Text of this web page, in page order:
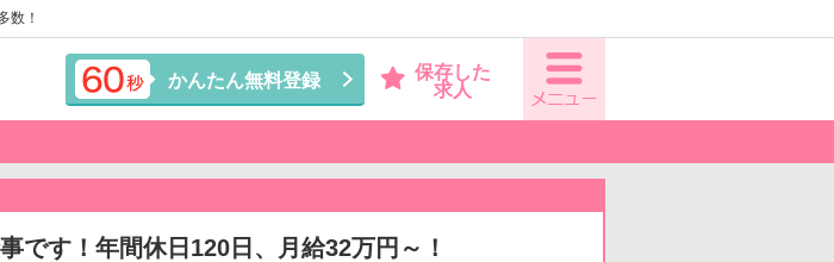
数！
かんたん無料登録
保存した
求人
です！年間休日120日、月給32万円～！